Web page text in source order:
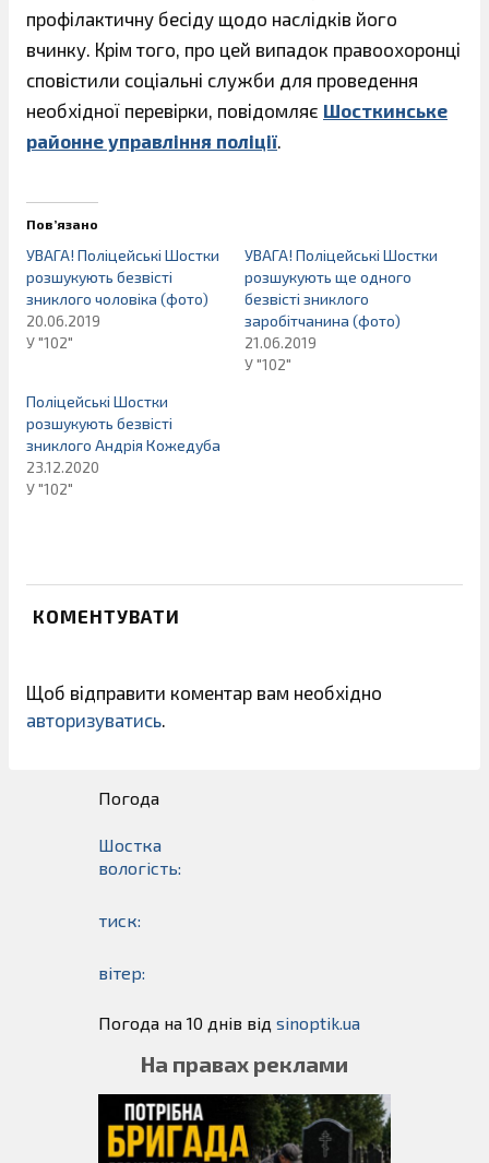
профілактичну бесіду щодо наслідків його
вчинку. Крім того, про цей випадок правоохоронці
сповістили соціальні служби для проведення
необхідної перевірки, повідомляє Шосткинське
районне управління поліції
Пов’язано
УВАГА! Поліцейські Шостки
розшукують безвісті
зниклого чоловіка (фото)
20.06.2019
У "102"
УВАГА! Поліцейські Шостки
розшукують ще одного
безвісті зниклого
заробітчанина (фото)
21.06.2019
У "102"
Поліцейські Шостки
розшукують безвісті
зниклого Андрія Кожедуба
23.12.2020
У "102"
КОМЕНТУВАТИ
Щоб відправити коментар вам необхідно
авторизуватись.
Погода
Шостка
вологість:
тиск:
вітер:
Погода на 10 днів від sinoptik.ua
На правах реклами